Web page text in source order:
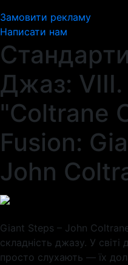
Замовити рекламу
Написати нам
Джаз:
"Coltrane
Fusion:
John
Giant Steps – John
складність джазу. У світі
просто слухають — їх